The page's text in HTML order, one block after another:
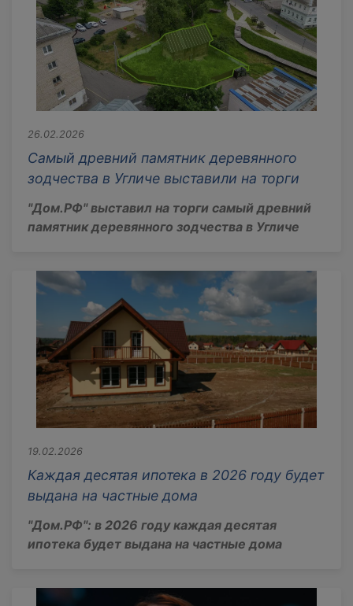
26.02.2026
Самый древний памятник деревянного
зодчества в Угличе выставили на торги
"Дом.РФ" выставил на торги самый древний
памятник деревянного зодчества в Угличе
19.02.2026
Каждая десятая ипотека в 2026 году будет
выдана на частные дома
"Дом.РФ": в 2026 году каждая десятая
ипотека будет выдана на частные дома